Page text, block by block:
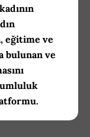
eğitime ve
bulunan ve